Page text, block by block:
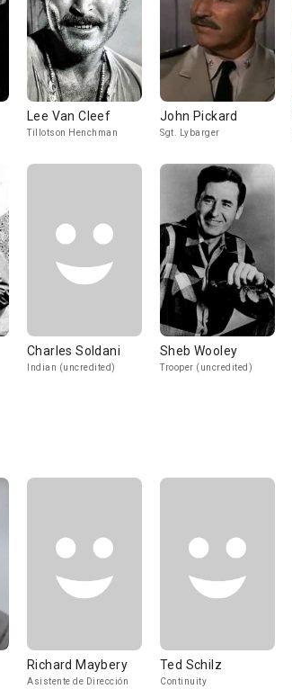
Lee Van Cleef
Tillotson Henchman
John Pickard
Sgt. Lybarger
Charles Soldani
Indian (uncredited)
Sheb Wooley
Trooper (uncredited)
Richard Maybery
Asistente de Dirección
Ted Schilz
Continuity